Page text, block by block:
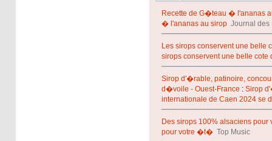
Recette de G�teau � l'ananas
� l'ananas au sirop Journal des
Les sirops conservent une belle
sirops conservent une belle
Sirop d'�rable, patinoire,
d�voile - Ouest-France : Sirop
internationale de Caen 2024 se
Des sirops 100% alsaciens
pour votre �t� Top Music